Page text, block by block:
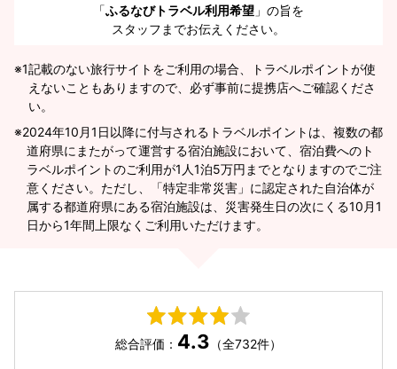
「ふるなびトラベル利用希望 」の旨を
スタッフまでお伝えください。
※1記載のない旅行サイトをご利用の場合、トラベルポイントが使
えないこともありますので、必ず事前に提携店へご確認くださ
い。
2024年10月1日以降に付与されるトラベルポイントは、複数の都
道府県にまたがって運営する宿泊施設において、宿泊費へのト
ラベルポイントのご利用が1人1泊5万円までとなりますのでご注
意ください。ただし、「特定非常災害」に認定された自治体が
属する都道府県にある宿泊施設は、災害発生日の次にくる10月1
日から1年間上限なくご利用いただけます。
総合評価： 4.3 （全732件）